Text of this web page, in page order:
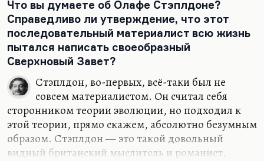
Что вы думаете об Олафе Стэплдоне?
Справедливо ли утверждение, что этот
последовательный материалист всю жизнь
пытался написать своеобразный
Сверхновый Завет?
Стэплдон, во-первых, всё-таки был не
совсем материалистом. Он считал себя
сторонником теории эволюции, но подходил к
этой теории, прямо скажем, абсолютно безумным
образом. Стэплдон — это такой довольный
видный британский мыслитель и романист,